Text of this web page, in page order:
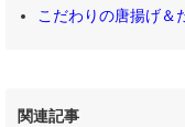
こだわりの唐揚げ＆
関連記事